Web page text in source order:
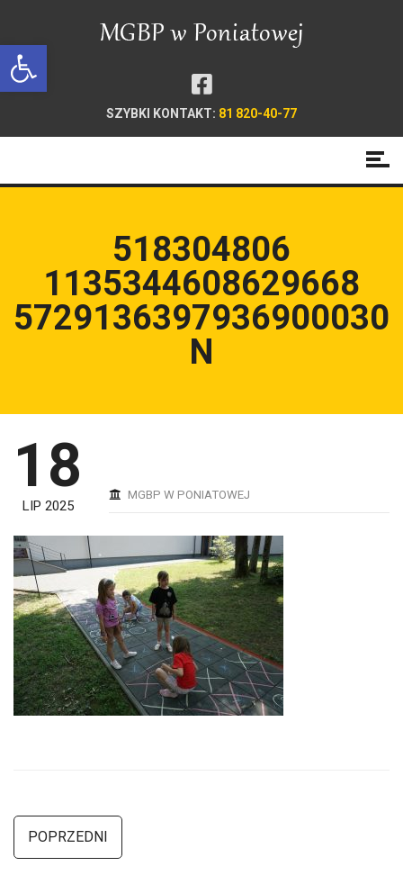
Open toolbar
SZYBKI KONTAKT: 81 820-40-77
518304806
1135344608629668
5729136397936900030
N
18
LIP 2025
MGBP W PONIATOWEJ
POPRZEDNI